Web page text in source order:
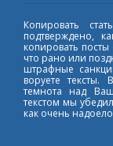
Копировать
подтверждено,
копировать посты
что рано или
штрафные
воруете тексты.
темнота над
текстом мы
как очень